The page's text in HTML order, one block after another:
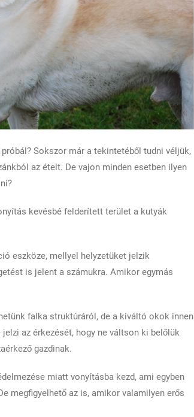
Sokszor már a tekintetéből tudni véljük,
az ételt. De vajon minden esetben ilyen
kevésbé felderített terület a kutyák
eszköze, mellyel helyzetüket jelzik
is jelent a számukra. Amikor egymás
falka struktúráról, de a kiváltó okok innen
az érkezését, hogy ne váltson ki belőlük
gazdinak.
miatt vonyításba kezd, ami egyben
megfigyelhető az is, amikor valamilyen erős